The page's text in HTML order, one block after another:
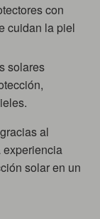
con
cuidan la piel
solares
al
experiencia
solar en un